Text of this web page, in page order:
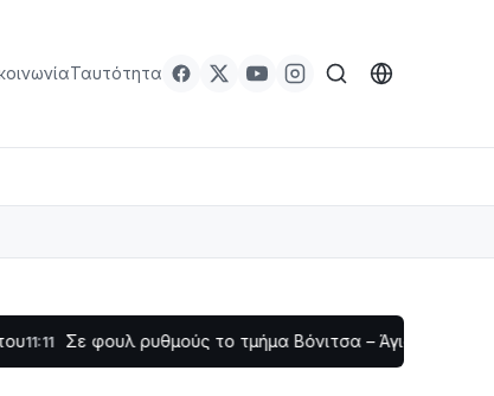
Ταυτότητα
το τμήμα Βόνιτσα – Άγιος Νικόλαος | Αυτοψία